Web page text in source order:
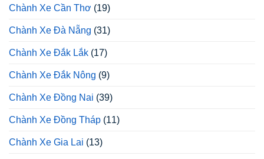
Chành Xe Cần Thơ (19)
Chành Xe Đà Nẵng (31)
Chành Xe Đắk Lắk (17)
Chành Xe Đắk Nông (9)
Chành Xe Đồng Nai (39)
Chành Xe Đồng Tháp (11)
Chành Xe Gia Lai (13)